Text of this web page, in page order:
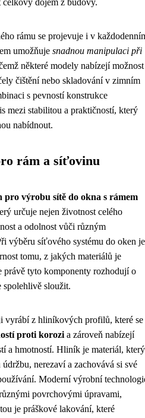
celkový dojem z budovy.
rámu se projevuje i v
umožňuje snadnou manipulaci při
některé modely nabízejí možnost
čištění nebo skladování v zimním
s pevností konstrukce
mezi stabilitou a praktičností, který
nabídnout.
rám a síťovinu
výrobu sítě do okna s rámem
určuje nejen životnost celého
a odolnost vůči různým
výběru síťového systému do oken je
tomu, z jakých materiálů je
právě tyto komponenty rozhodují o
sloužit.
vyrábí z hliníkových profilů, které se
proti korozi a zároveň nabízejí
a hmotností. Hliník je materiál, který
nerezaví a zachovává si své
Moderní výrobní
povrchovými úpravami,
je práškové lakování, které